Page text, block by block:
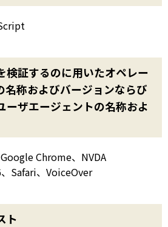
検証するのに用いたオペレー
名称およびバージョンならび
ーザエージェントの名称およ
Chrome、NVDA
Safari、VoiceOver
ト